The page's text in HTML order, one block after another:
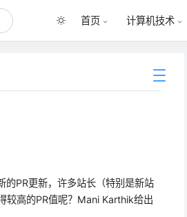
首页 计算机技术
PR更新，许多站长（特别是新站
较高的PR值呢？Mani Karthik给出